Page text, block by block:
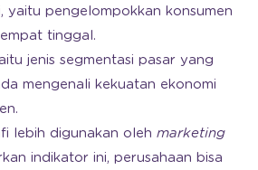
yaitu pengelompokkan konsumen
tinggal.
jenis segmentasi pasar yang
mengenali kekuatan ekonomi
lebih digunakan oleh marketing
indikator ini, perusahaan bisa